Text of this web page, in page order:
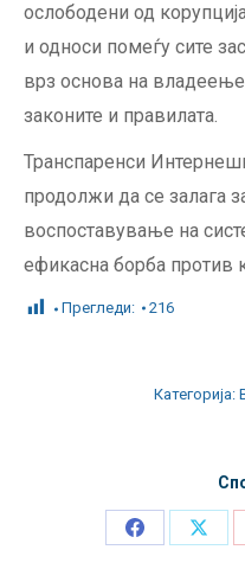
ослободени од
и односи помеѓу сите
врз основа на
законите и правилата.
Транспаренси
продолжи да се залага
воспоставување на
ефикасна борба против
Прегледи: 216
Категорија:
Share
Share